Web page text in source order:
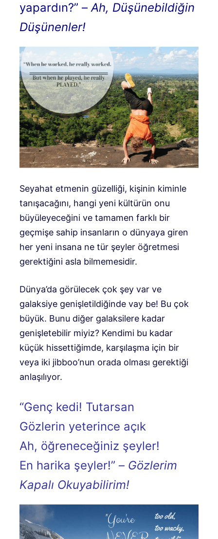
yapardın?” –Ah, Düşünebildiğin
Düşünenler!
Seyahat etmenin güzelliği, kişinin kiminle
tanışacağını, hangi yeni kültürün onu
büyüleyeceğini ve tamamen farklı bir
geçmişe sahip insanların o dünyaya giren
her yeni insana ne tür şeyler öğretmesi
gerektiğini asla bilmemesidir.
Dünya’da görülecek çok şey var ve
galaksiye genişletildiğinde vay be! Bu çok
büyük. Bunu diğer galaksilere kadar
genişletebilir miyiz? Kendimi bu kadar
küçük hissettiğimde, karşılaşma için bir
veya iki jibboo’nun orada olması gerektiği
anlaşılıyor.
“Genç kedi! Tutarsan
Gözlerin yeterince açık
Ah, öğreneceğiniz şeyler!
En harika şeyler!” – Gözlerim
Kapalı Okuyabilirim!